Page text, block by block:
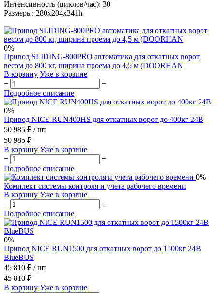
Интенсивность (циклов/час): 30
Размеры: 280x204x341h
0%
Привод SLIDING-800PRO автоматика для откатных ворот
весом до 800 кг, ширина проема до 4,5 м (DOORHAN
В корзину Уже в корзине
−
+
Подробное описание
0%
Привод NICE RUN400HS для откатных ворот до 400кг 24В
50 985 ₽ / шт
50 985 ₽
В корзину Уже в корзине
−
+
Подробное описание
0%
Комплект системы контроля и учета рабочего времени
В корзину Уже в корзине
−
+
Подробное описание
0%
Привод NICE RUN1500 для откатных ворот до 1500кг 24В
BlueBUS
45 810 ₽ / шт
45 810 ₽
В корзину Уже в корзине